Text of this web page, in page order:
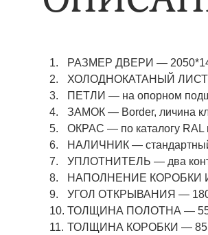
РАЗМЕР ДВЕРИ —
ХОЛОДНОКАТАНЫЙ ЛИСТ
ПЕТЛИ — на опорном
ЗАМОК — Border, личина
ОКРАС — по каталогу RAL
НАЛИЧНИК —
УПЛОТНИТЕЛЬ — два
НАПОЛНЕНИЕ КОРОБКИ И
УГОЛ ОТКРЫВАНИЯ — 180
ТОЛЩИНА ПОЛОТНА —
ТОЛЩИНА КОРОБКИ — 85